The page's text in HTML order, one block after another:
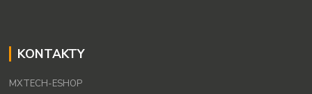
KONTAKTY
MXTECH-ESHOP